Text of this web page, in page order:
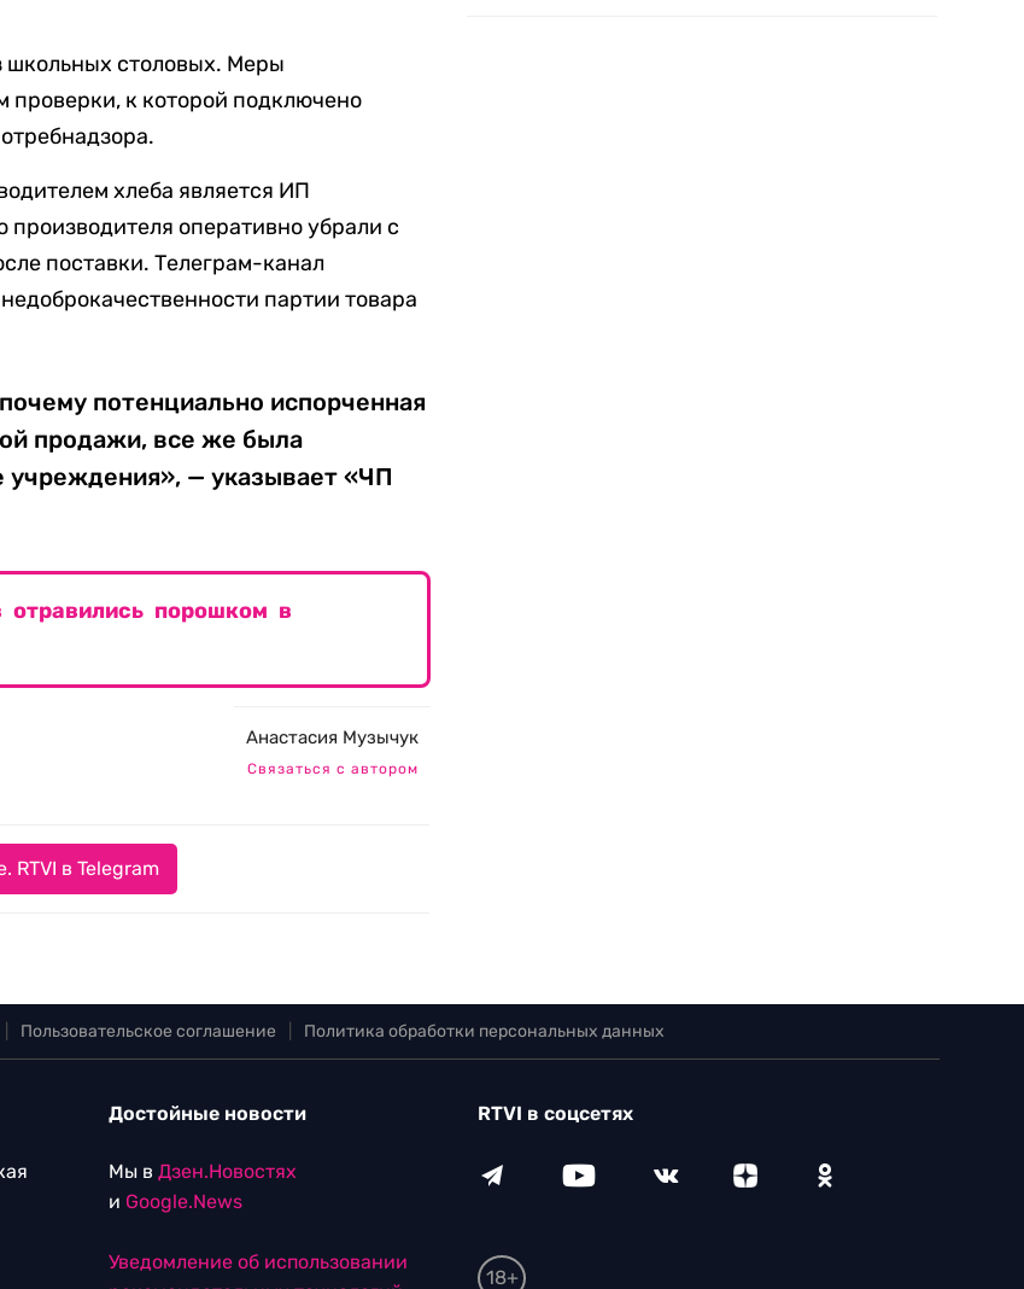
школьных столовых. Меры
проверки, к которой подключено
хлеба является ИП
оперативно убрали с
поставки. Телеграм-канал
партии товара
потенциально испорченная
продажи, все же была
учреждения», — указывает «ЧП
отравились порошком в
Анастасия Музычук
Связаться с автором
RTVI в Telegram
Пользовательское соглашение Политика обработки персональных данных
Достойные новости
Мы в Дзен.Новостях
и Google.News
Уведомление об использовании
RTVI в соцсетях
18+